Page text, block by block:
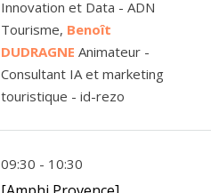
Innovation et Data - ADN
Tourisme, Benoît
DUDRAGNE Animateur -
Consultant IA et marketing
touristique - id-rezo
09:30 - 10:30